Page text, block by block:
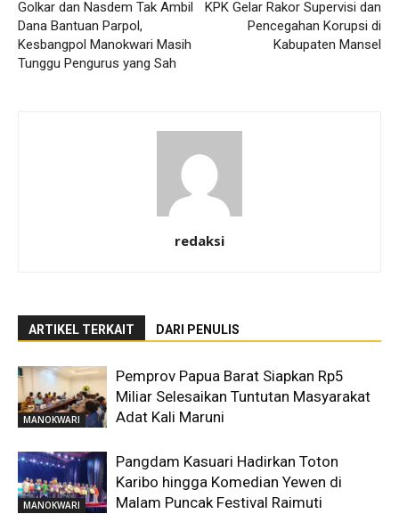
Golkar dan Nasdem Tak Ambil
Dana Bantuan Parpol,
Kesbangpol Manokwari Masih
Tunggu Pengurus yang Sah
KPK Gelar Rakor Supervisi dan
Pencegahan Korupsi di
Kabupaten Mansel
redaksi
ARTIKEL TERKAIT DARI PENULIS
MANOKWARI
Pemprov Papua Barat Siapkan Rp5
Miliar Selesaikan Tuntutan Masyarakat
Adat Kali Maruni
MANOKWARI
Pangdam Kasuari Hadirkan Toton
Karibo hingga Komedian Yewen di
Malam Puncak Festival Raimuti